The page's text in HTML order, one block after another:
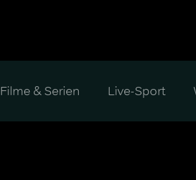
Filme & Serien Live-Sport